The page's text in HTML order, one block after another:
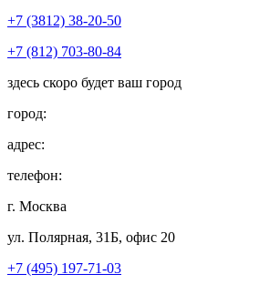
+7 (3812) 38-20-50
+7 (812) 703-80-84
здесь скоро будет ваш город
город:
адрес:
телефон:
г. Москва
ул. Полярная, 31Б, офис 20
+7 (495) 197-71-03